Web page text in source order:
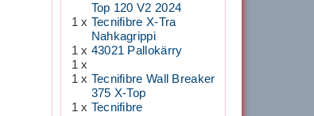
Top 120 V2 2024
1 x Tecnifibre X-Tra
Nahkagrippi
1 x 43021 Pallokärry
1 x
1 x Tecnifibre Wall Breaker
375 X-Top
1 x Tecnifibre